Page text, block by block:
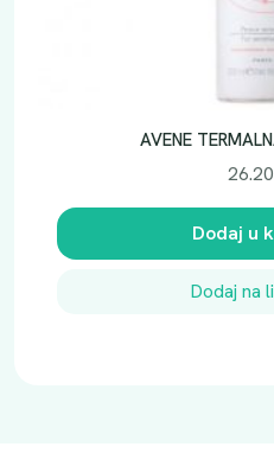
AVENE
26.20
Dodaj u
Dodaj na